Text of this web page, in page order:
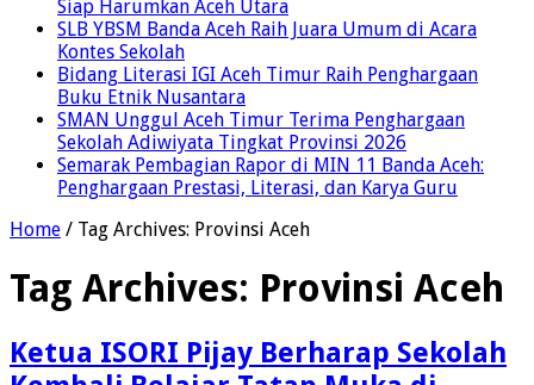
Siap Harumkan Aceh Utara
SLB YBSM Banda Aceh Raih Juara Umum di Acara
Kontes Sekolah
Bidang Literasi IGI Aceh Timur Raih Penghargaan
Buku Etnik Nusantara
SMAN Unggul Aceh Timur Terima Penghargaan
Sekolah Adiwiyata Tingkat Provinsi 2026
Semarak Pembagian Rapor di MIN 11 Banda Aceh:
Penghargaan Prestasi, Literasi, dan Karya Guru
Home / Tag Archives: Provinsi Aceh
Tag Archives: Provinsi Aceh
Ketua ISORI Pijay Berharap Sekolah